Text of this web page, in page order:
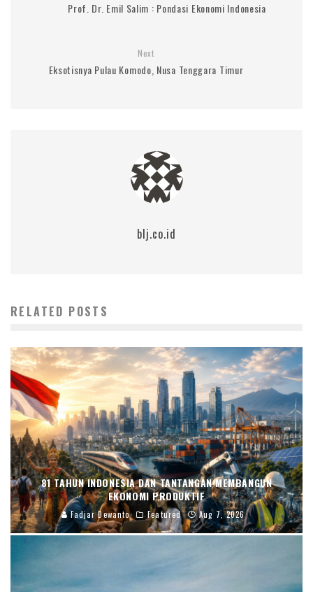
Prof. Dr. Emil Salim : Pondasi Ekonomi Indonesia
Next
Eksotisnya Pulau Komodo, Nusa Tenggara Timur
blj.co.id
RELATED POSTS
81 TAHUN INDONESIA DAN TANTANGAN MEMBANGUN
EKONOMI PRODUKTIF
Fadjar Dewanto Featured Aug 7, 2026